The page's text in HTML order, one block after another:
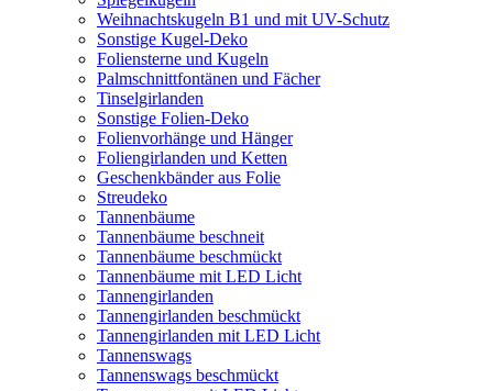
Weihnachtskugeln B1 und mit UV-Schutz
Sonstige Kugel-Deko
Foliensterne und Kugeln
Palmschnittfontänen und Fächer
Tinselgirlanden
Sonstige Folien-Deko
Folienvorhänge und Hänger
Foliengirlanden und Ketten
Geschenkbänder aus Folie
Streudeko
Tannenbäume
Tannenbäume beschneit
Tannenbäume beschmückt
Tannenbäume mit LED Licht
Tannengirlanden
Tannengirlanden beschmückt
Tannengirlanden mit LED Licht
Tannenswags
Tannenswags beschmückt